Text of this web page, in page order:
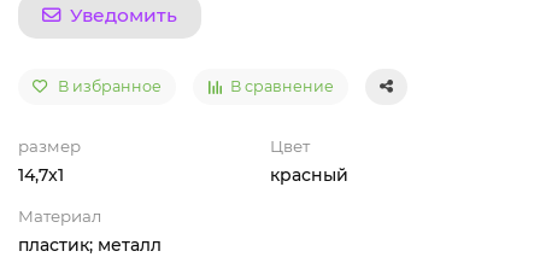
Уведомить
В избранное В сравнение
размер
14,7x1
Цвет
красный
Материал
пластик; металл